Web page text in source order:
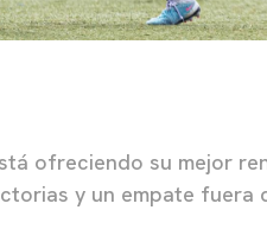
ofreciendo su mejor
y un empate fuera